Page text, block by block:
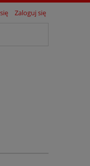
Zaloguj się